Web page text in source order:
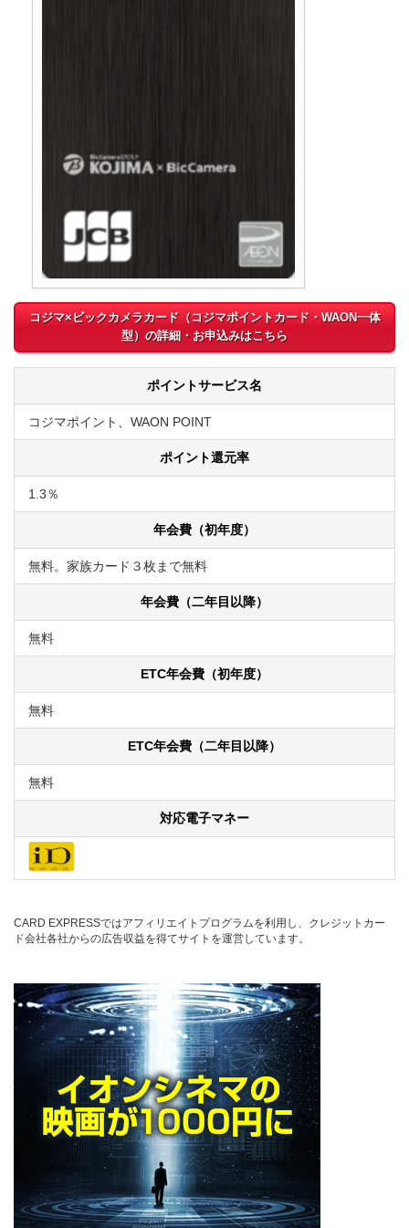
コジマ×ビックカメラカード（コジマポイントカード・WAON一体
型）の詳細・お申込みはこちら
ポイントサービス名
コジマポイント、WAON POINT
ポイント還元率
1.3％
年会費（初年度）
無料。家族カード３枚まで無料
年会費（二年目以降）
無料
ETC年会費（初年度）
無料
ETC年会費（二年目以降）
無料
対応電子マネー
CARD EXPRESSではアフィリエイトプログラムを利用し、クレジットカー
ド会社各社からの広告収益を得てサイトを運営しています。